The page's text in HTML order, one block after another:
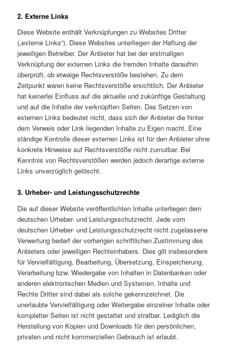
2. Externe Links
Diese Website enthält Verknüpfungen zu Websites Dritter
(„externe Links“). Diese Websites unterliegen der Haftung der
jeweiligen Betreiber. Der Anbieter hat bei der erstmaligen
Verknüpfung der externen Links die fremden Inhalte daraufhin
überprüft, ob etwaige Rechtsverstöße bestehen. Zu dem
Zeitpunkt waren keine Rechtsverstöße ersichtlich. Der Anbieter
hat keinerlei Einfluss auf die aktuelle und zukünftige Gestaltung
und auf die Inhalte der verknüpften Seiten. Das Setzen von
externen Links bedeutet nicht, dass sich der Anbieter die hinter
dem Verweis oder Link liegenden Inhalte zu Eigen macht. Eine
ständige Kontrolle dieser externen Links ist für den Anbieter ohne
konkrete Hinweise auf Rechtsverstöße nicht zumutbar. Bei
Kenntnis von Rechtsverstößen werden jedoch derartige externe
Links unverzüglich gelöscht.
3. Urheber- und Leistungsschutzrechte
Die auf dieser Website veröffentlichten Inhalte unterliegen dem
deutschen Urheber- und Leistungsschutzrecht. Jede vom
deutschen Urheber- und Leistungsschutzrecht nicht zugelassene
Verwertung bedarf der vorherigen schriftlichen Zustimmung des
Anbieters oder jeweiligen Rechteinhabers. Dies gilt insbesondere
für Vervielfältigung, Bearbeitung, Übersetzung, Einspeicherung,
Verarbeitung bzw. Wiedergabe von Inhalten in Datenbanken oder
anderen elektronischen Medien und Systemen. Inhalte und
Rechte Dritter sind dabei als solche gekennzeichnet. Die
unerlaubte Vervielfältigung oder Weitergabe einzelner Inhalte oder
kompletter Seiten ist nicht gestattet und strafbar. Lediglich die
Herstellung von Kopien und Downloads für den persönlichen,
privaten und nicht kommerziellen Gebrauch ist erlaubt.